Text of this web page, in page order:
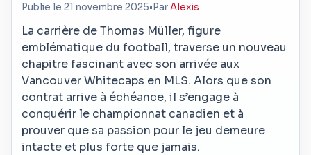
Publie le 21 novembre 2025• ParAlexis
La carrière de Thomas Müller, figure
emblématique du football, traverse un nouveau
chapitre fascinant avec son arrivée aux
Vancouver Whitecaps en MLS. Alors que son
contrat arrive à échéance, il s’engage à
conquérir le championnat canadien et à
prouver que sa passion pour le jeu demeure
intacte et plus forte que jamais.